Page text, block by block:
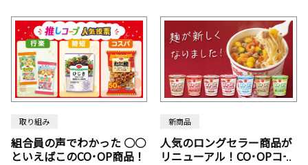
取り組み
組合員の声でわかった ○○
といえばこのCO･OP商品！
新商品
人気のロングセラー商品が
リニューアル！CO･OPコー